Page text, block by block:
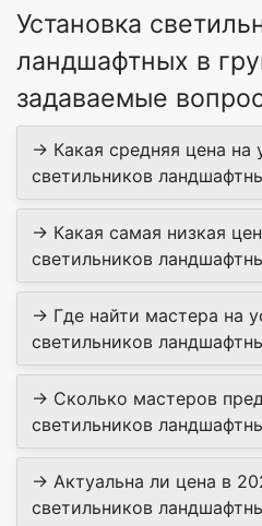
Установка
ландшафтных в
задаваемые
→ Какая средняя цена на
светильников
→ Какая самая низкая
светильников
→ Где найти мастера на
светильников
→ Сколько мастеров
светильников
→ Актуальна ли цена в
светильников